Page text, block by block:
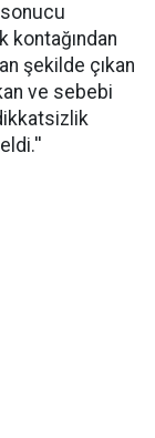
kontağından
şekilde çıkan
ve sebebi